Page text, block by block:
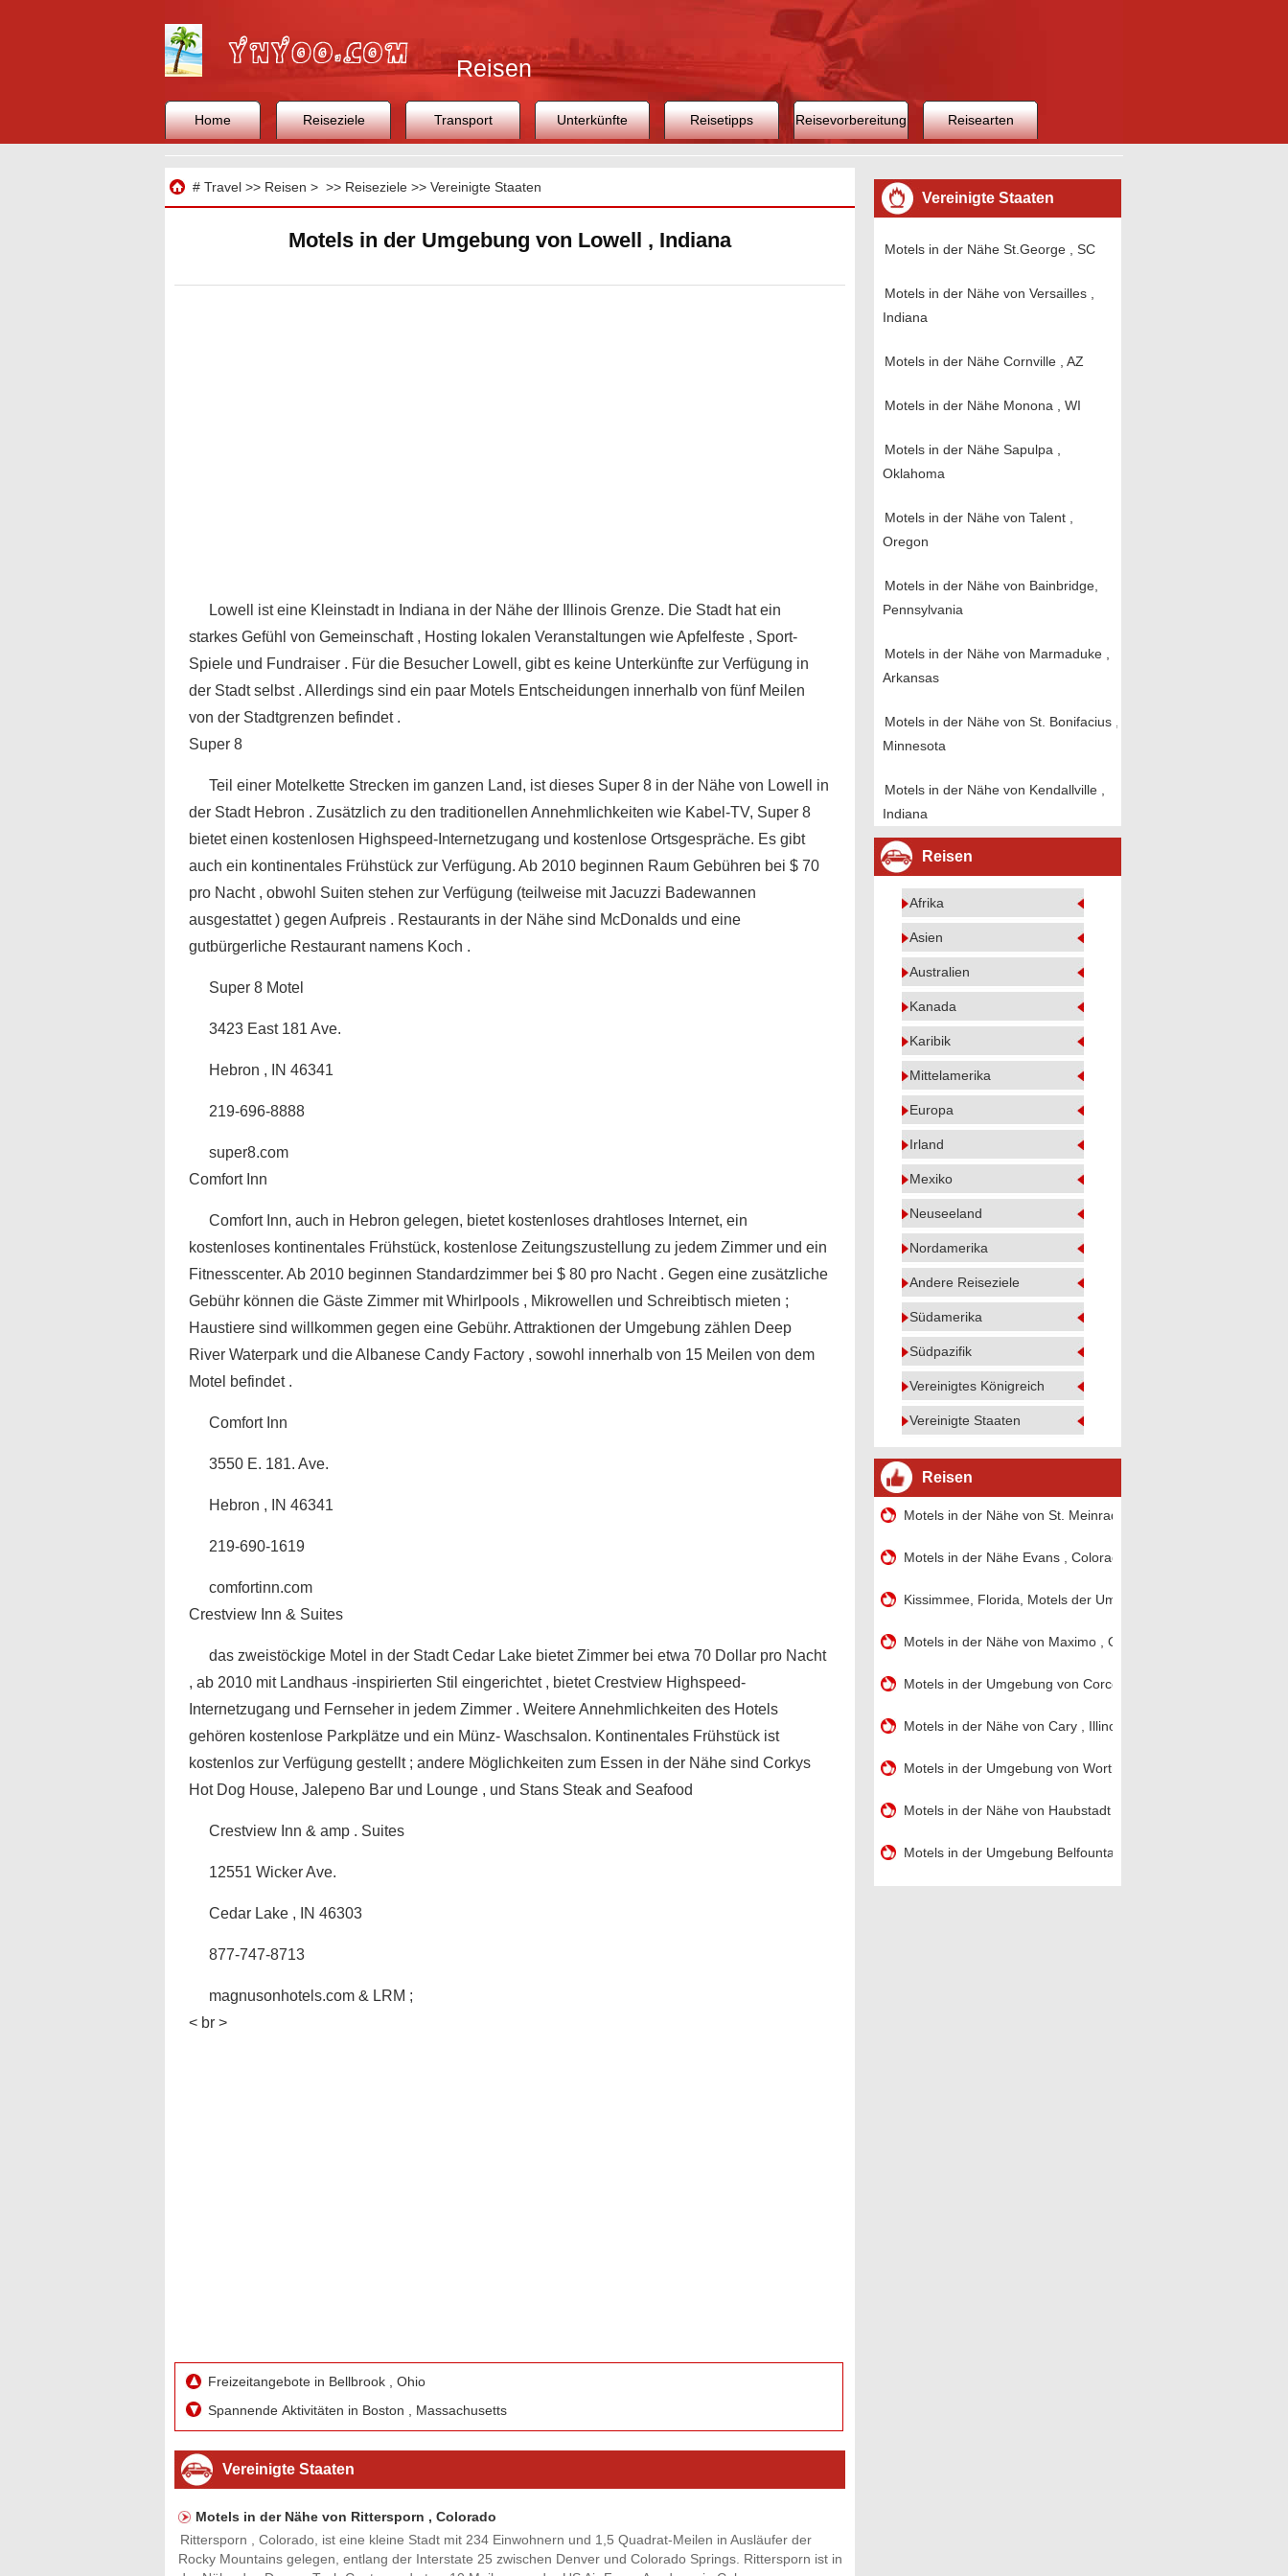
Reisen
Home Reiseziele Transport Unterkünfte Reisetipps Reisevorbereitung Reisearten
# Travel>> Reisen > >> Reiseziele>> Vereinigte Staaten
Motels in der Umgebung von Lowell , Indiana
Lowell ist eine Kleinstadt in Indiana in der Nähe der Illinois Grenze. Die Stadt hat ein
starkes Gefühl von Gemeinschaft , Hosting lokalen Veranstaltungen wie Apfelfeste , Sport-
Spiele und Fundraiser . Für die Besucher Lowell, gibt es keine Unterkünfte zur Verfügung in
der Stadt selbst . Allerdings sind ein paar Motels Entscheidungen innerhalb von fünf Meilen
von der Stadtgrenzen befindet .
Super 8
Teil einer Motelkette Strecken im ganzen Land, ist dieses Super 8 in der Nähe von Lowell in
der Stadt Hebron . Zusätzlich zu den traditionellen Annehmlichkeiten wie Kabel-TV, Super 8
bietet einen kostenlosen Highspeed-Internetzugang und kostenlose Ortsgespräche. Es gibt
auch ein kontinentales Frühstück zur Verfügung. Ab 2010 beginnen Raum Gebühren bei $ 70
pro Nacht , obwohl Suiten stehen zur Verfügung (teilweise mit Jacuzzi Badewannen
ausgestattet ) gegen Aufpreis . Restaurants in der Nähe sind McDonalds und eine
gutbürgerliche Restaurant namens Koch .
Super 8 Motel
3423 East 181 Ave.
Hebron , IN 46341
219-696-8888
super8.com
Comfort Inn
Comfort Inn, auch in Hebron gelegen, bietet kostenloses drahtloses Internet, ein
kostenloses kontinentales Frühstück, kostenlose Zeitungszustellung zu jedem Zimmer und ein
Fitnesscenter. Ab 2010 beginnen Standardzimmer bei $ 80 pro Nacht . Gegen eine zusätzliche
Gebühr können die Gäste Zimmer mit Whirlpools , Mikrowellen und Schreibtisch mieten ;
Haustiere sind willkommen gegen eine Gebühr. Attraktionen der Umgebung zählen Deep
River Waterpark und die Albanese Candy Factory , sowohl innerhalb von 15 Meilen von dem
Motel befindet .
Comfort Inn
3550 E. 181. Ave.
Hebron , IN 46341
219-690-1619
comfortinn.com
Crestview Inn & Suites
das zweistöckige Motel in der Stadt Cedar Lake bietet Zimmer bei etwa 70 Dollar pro Nacht
, ab 2010 mit Landhaus -inspirierten Stil eingerichtet , bietet Crestview Highspeed-
Internetzugang und Fernseher in jedem Zimmer . Weitere Annehmlichkeiten des Hotels
gehören kostenlose Parkplätze und ein Münz- Waschsalon. Kontinentales Frühstück ist
kostenlos zur Verfügung gestellt ; andere Möglichkeiten zum Essen in der Nähe sind Corkys
Hot Dog House, Jalepeno Bar und Lounge , und Stans Steak and Seafood
Crestview Inn & amp . Suites
12551 Wicker Ave.
Cedar Lake , IN 46303
877-747-8713
magnusonhotels.com & LRM ;
< br >
Freizeitangebote in Bellbrook , Ohio
Spannende Aktivitäten in Boston , Massachusetts
Vereinigte Staaten
Motels in der Nähe von Rittersporn , Colorado
Rittersporn , Colorado, ist eine kleine Stadt mit 234 Einwohnern und 1,5 Quadrat-Meilen in Ausläufer der
Rocky Mountains gelegen, entlang der Interstate 25 zwischen Denver und Colorado Springs. Rittersporn ist in
Vereinigte Staaten
Motels in der Nähe St.George , SC
Motels in der Nähe von Versailles ,
Indiana
Motels in der Nähe Cornville , AZ
Motels in der Nähe Monona , WI
Motels in der Nähe Sapulpa ,
Oklahoma
Motels in der Nähe von Talent ,
Oregon
Motels in der Nähe von Bainbridge,
Pennsylvania
Motels in der Nähe von Marmaduke ,
Arkansas
Motels in der Nähe von St. Bonifacius ,
Minnesota
Motels in der Nähe von Kendallville ,
Indiana
Reisen
Afrika
Asien
Australien
Kanada
Karibik
Mittelamerika
Europa
Irland
Mexiko
Neuseeland
Nordamerika
Andere Reiseziele
Südamerika
Südpazifik
Vereinigtes Königreich
Vereinigte Staaten
Reisen
Motels in der Nähe von St. Meinrad , Indiana
Motels in der Nähe Evans , Colorado
Kissimmee, Florida, Motels der Umgebung von Disney
Motels in der Nähe von Maximo , Ohio
Motels in der Umgebung von Corcoran , Kalifornien
Motels in der Nähe von Cary , Illinois
Motels in der Umgebung von Worthington , Indiana
Motels in der Nähe von Haubstadt , Indiana
Motels in der Umgebung Belfountain , Ontario